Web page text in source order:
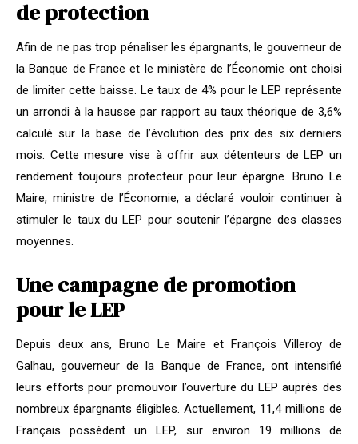
de protection
Afin de ne pas trop pénaliser les épargnants, le gouverneur de
la Banque de France et le ministère de l’Économie ont choisi
de limiter cette baisse. Le taux de 4% pour le LEP représente
un arrondi à la hausse par rapport au taux théorique de 3,6%
calculé sur la base de l’évolution des prix des six derniers
mois. Cette mesure vise à offrir aux détenteurs de LEP un
rendement toujours protecteur pour leur épargne. Bruno Le
Maire, ministre de l’Économie, a déclaré vouloir continuer à
stimuler le taux du LEP pour soutenir l’épargne des classes
moyennes.
Une campagne de promotion
pour le LEP
Depuis deux ans, Bruno Le Maire et François Villeroy de
Galhau, gouverneur de la Banque de France, ont intensifié
leurs efforts pour promouvoir l’ouverture du LEP auprès des
nombreux épargnants éligibles. Actuellement, 11,4 millions de
Français possèdent un LEP, sur environ 19 millions de